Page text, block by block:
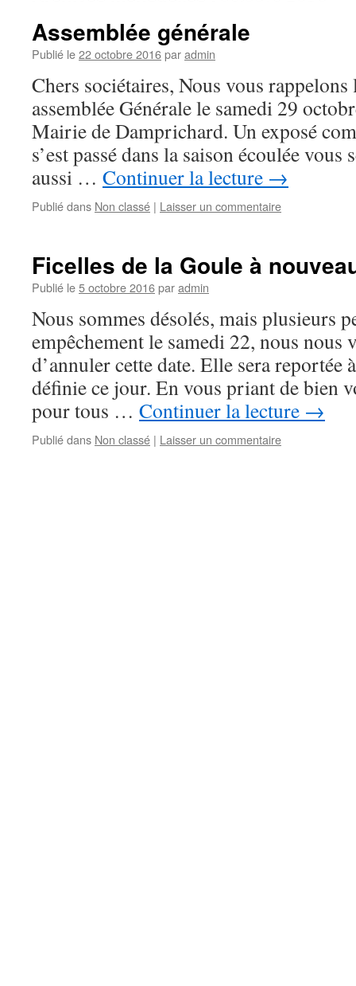
Assemblée générale
Publié le22 octobre 2016paradmin
Chers sociétaires, Nous vous rappelons
assemblée Générale le samedi 29
Mairie de Damprichard. Un exposé
s’est passé dans la saison écoulée vous
aussi … Continuer la lecture →
Publié dans Non classé | Laisser un commentaire
Ficelles de la Goule à
Publié le5 octobre 2016paradmin
Nous sommes désolés, mais plusieurs
empêchement le samedi 22, nous nous
d’annuler cette date. Elle sera reportée
définie ce jour. En vous priant de bien
pour tous … Continuer la lecture →
Publié dans Non classé | Laisser un commentaire